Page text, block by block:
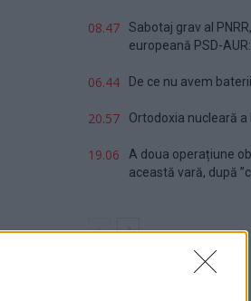
08.47
Sabotaj grav al
europeană PSD-AUR:
06.44 De ce nu avem baterii
20.57 Ortodoxia nucleară a
19.06
A doua operațiune
această vară, după